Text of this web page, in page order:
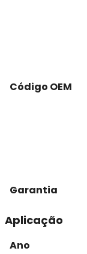
Código OEM
Garantia
Aplicação
Ano